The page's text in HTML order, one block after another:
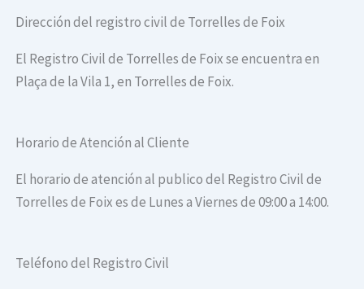
Dirección del registro civil de Torrelles de Foix
El Registro Civil de Torrelles de Foix se encuentra en
Plaça de la Vila 1, en Torrelles de Foix.
Horario de Atención al Cliente
El horario de atención al publico del Registro Civil de
Torrelles de Foix es de Lunes a Viernes de 09:00 a 14:00.
Teléfono del Registro Civil